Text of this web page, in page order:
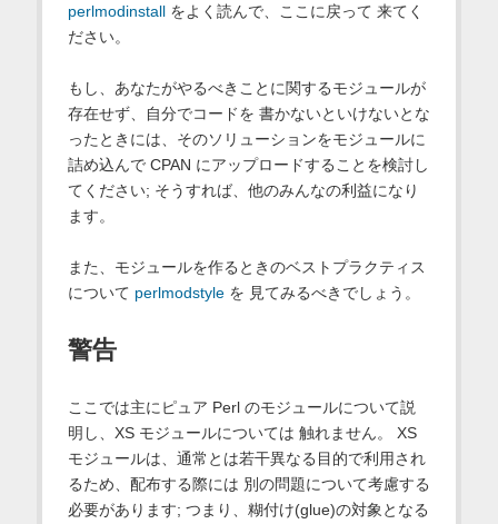
perlmodinstallをよく読んで、ここに戻って 来てく
ださい。
もし、あなたがやるべきことに関するモジュールが
存在せず、自分でコードを 書かないといけないとな
ったときには、そのソリューションをモジュールに
詰め込んで CPAN にアップロードすることを検討し
てください; そうすれば、他のみんなの利益になり
ます。
また、モジュールを作るときのベストプラクティス
について perlmodstyleを 見てみるべきでしょう。
警告
ここでは主にピュア Perl のモジュールについて説
明し、XS モジュールについては 触れません。 XS
モジュールは、通常とは若干異なる目的で利用され
るため、配布する際には 別の問題について考慮する
必要があります; つまり、糊付け(glue)の対象となる